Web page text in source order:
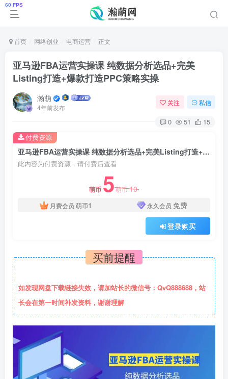
首页 网络创业 电商运营 正文
亚马逊FBA运营实操课 纯数据分析选品+完美
Listing打造+爆款打造PPC策略实操
瀚萌
4年前发布
关注 私信
0 51 15
亚马逊FBA运营实操课 纯数据分析选品+完美Listing打造+爆款打造PPC策略实操
此内容为付费资源，请付费后查看
萌币 5萌币10
月费会员 萌币1 永久会员 免费
登录购买
付费资源
买前提醒
如发现网盘下载链接失效，请加站长的微信号：QvQ888688，站
长会在第一时间补发资料，谢谢理解